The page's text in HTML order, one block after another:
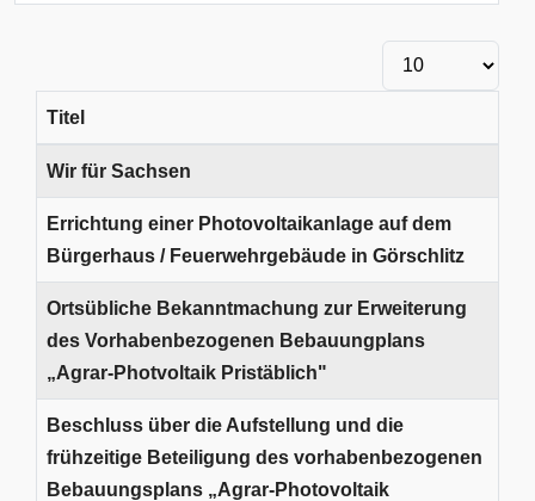
Anzeige #
Beiträge
Titel
Wir für Sachsen
Errichtung einer Photovoltaikanlage auf dem
Bürgerhaus / Feuerwehrgebäude in Görschlitz
Ortsübliche Bekanntmachung zur Erweiterung
des Vorhabenbezogenen Bebauungplans
„Agrar-Photvoltaik Pristäblich"
Beschluss über die Aufstellung und die
frühzeitige Beteiligung des vorhabenbezogenen
Bebauungsplans „Agrar-Photovoltaik